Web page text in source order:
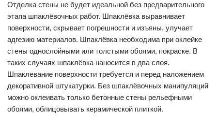
Отделка стены не будет идеальной без предварительного
этапа шпаклёвочных работ. Шпаклёвка выравнивает
поверхности, скрывает погрешности и изъяны, улучает
адгезию материалов. Шпаклёвка необходима при оклейке
стены однослойными или толстыми обоями, покраске. В
таких случаях шпаклёвка наносится в два слоя.
Шпаклевание поверхности требуется и перед наложением
декоративной штукатурки. Без шпаклёвочных манипуляций
можно оклеивать только бетонные стены рельефными
обоями, облицовывать керамической плиткой.